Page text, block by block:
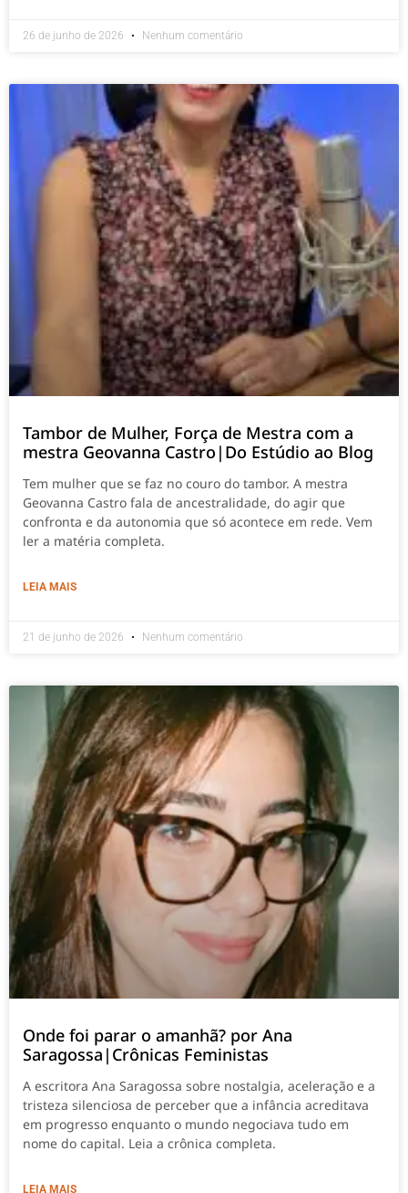
26 de junho de 2026 Nenhum comentário
Tambor de Mulher, Força de Mestra com a
mestra Geovanna Castro|Do Estúdio ao Blog
Tem mulher que se faz no couro do tambor. A mestra
Geovanna Castro fala de ancestralidade, do agir que
confronta e da autonomia que só acontece em rede. Vem
ler a matéria completa.
LEIA MAIS
21 de junho de 2026 Nenhum comentário
Onde foi parar o amanhã? por Ana
Saragossa|Crônicas Feministas
A escritora Ana Saragossa sobre nostalgia, aceleração e a
tristeza silenciosa de perceber que a infância acreditava
em progresso enquanto o mundo negociava tudo em
nome do capital. Leia a crônica completa.
LEIA MAIS